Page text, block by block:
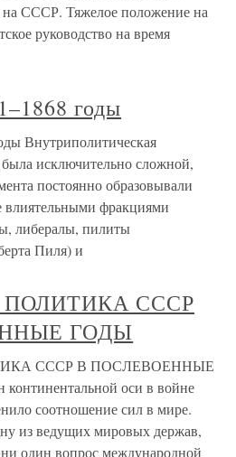
СССР. Тяжелое положение на
руководство на время
годы
Внутриполитическая
исключительно сложной,
постоянно образовывали
фракциями
либералы, пилиты
Пиля) и
СССР
ГОДЫ
СССР В ПОСЛЕВОЕННЫЕ
оси в войне
соотношение сил в мире.
из ведущих мировых держав,
один вопрос международной